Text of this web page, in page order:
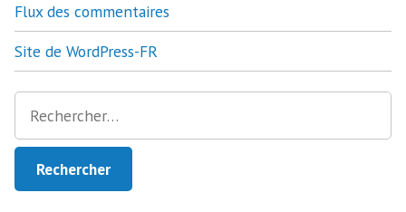
Flux des commentaires
Site de WordPress-FR